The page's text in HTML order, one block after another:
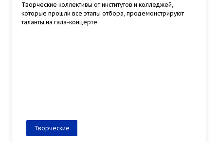
Творческие коллективы от институтов и колледжей,
которые прошли все этапы отбора, продемонстрируют
таланты на гала-концерте
Творческие